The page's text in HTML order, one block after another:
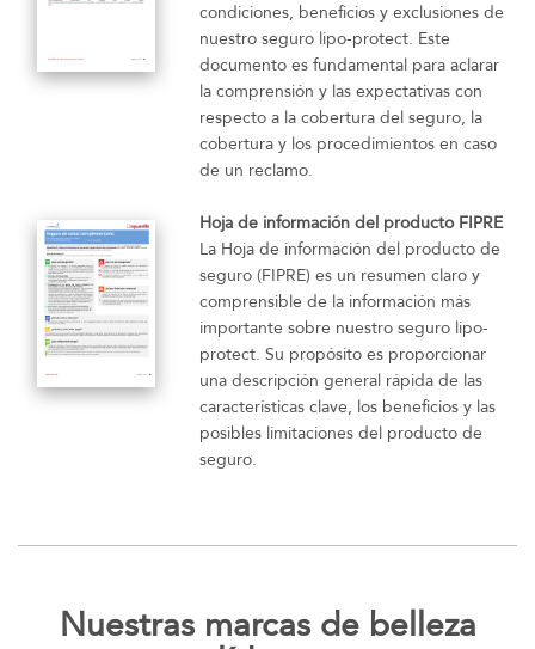
condiciones, beneficios y exclusiones de
nuestro seguro lipo-protect. Este
documento es fundamental para aclarar
la comprensión y las expectativas con
respecto a la cobertura del seguro, la
cobertura y los procedimientos en caso
de un reclamo.
Hoja de información del producto FIPRE
La Hoja de información del producto de
seguro (FIPRE) es un resumen claro y
comprensible de la información más
importante sobre nuestro seguro lipo-
protect. Su propósito es proporcionar
una descripción general rápida de las
características clave, los beneficios y las
posibles limitaciones del producto de
seguro.
Nuestras marcas de belleza